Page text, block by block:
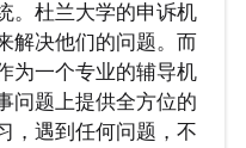
。杜兰大学的申诉机
解决他们的问题。而
为一个专业的辅导机
问题上提供全方位的
，遇到任何问题，不